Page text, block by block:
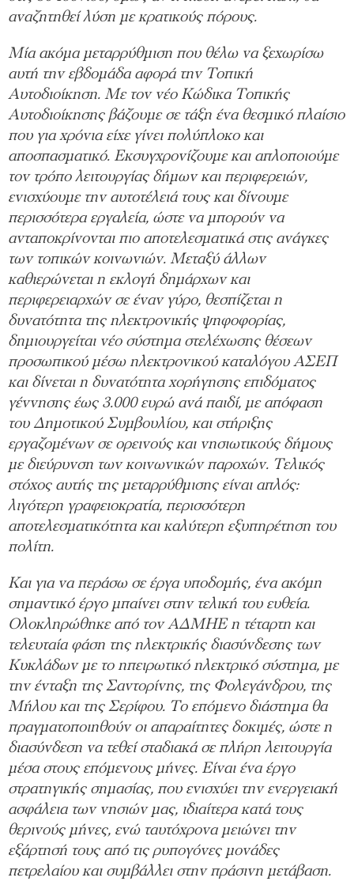
αναζητηθεί λύση με κρατικούς πόρους.
Μία ακόμα μεταρρύθμιση που θέλω να ξεχωρίσω
αυτή την εβδομάδα αφορά την Τοπική
Αυτοδιοίκηση. Με τον νέο Κώδικα Τοπικής
Αυτοδιοίκησης βάζουμε σε τάξη ένα θεσμικό πλαίσιο
που για χρόνια είχε γίνει πολύπλοκο και
αποσπασματικό. Εκσυγχρονίζουμε και απλοποιούμε
τον τρόπο λειτουργίας δήμων και περιφερειών,
ενισχύουμε την αυτοτέλειά τους και δίνουμε
περισσότερα εργαλεία, ώστε να μπορούν να
ανταποκρίνονται πιο αποτελεσματικά στις ανάγκες
των τοπικών κοινωνιών. Μεταξύ άλλων
καθιερώνεται η εκλογή δημάρχων και
περιφερειαρχών σε έναν γύρο, θεσπίζεται η
δυνατότητα της ηλεκτρονικής ψηφοφορίας,
δημιουργείται νέο σύστημα στελέχωσης θέσεων
προσωπικού μέσω ηλεκτρονικού καταλόγου ΑΣΕΠ
και δίνεται η δυνατότητα χορήγησης επιδόματος
γέννησης έως 3.000 ευρώ ανά παιδί, με απόφαση
του Δημοτικού Συμβουλίου, και στήριξης
εργαζομένων σε ορεινούς και νησιωτικούς δήμους
με διεύρυνση των κοινωνικών παροχών. Τελικός
στόχος αυτής της μεταρρύθμισης είναι απλός:
λιγότερη γραφειοκρατία, περισσότερη
αποτελεσματικότητα και καλύτερη εξυπηρέτηση του
πολίτη.
Και για να περάσω σε έργα υποδομής, ένα ακόμη
σημαντικό έργο μπαίνει στην τελική του ευθεία.
Ολοκληρώθηκε από τον ΑΔΜΗΕ η τέταρτη και
τελευταία φάση της ηλεκτρικής διασύνδεσης των
Κυκλάδων με το ηπειρωτικό ηλεκτρικό σύστημα, με
την ένταξη της Σαντορίνης, της Φολεγάνδρου, της
Μήλου και της Σερίφου. Το επόμενο διάστημα θα
πραγματοποιηθούν οι απαραίτητες δοκιμές, ώστε η
διασύνδεση να τεθεί σταδιακά σε πλήρη λειτουργία
μέσα στους επόμενους μήνες. Είναι ένα έργο
στρατηγικής σημασίας, που ενισχύει την ενεργειακή
ασφάλεια των νησιών μας, ιδιαίτερα κατά τους
θερινούς μήνες, ενώ ταυτόχρονα μειώνει την
εξάρτησή τους από τις ρυπογόνες μονάδες
πετρελαίου και συμβάλλει στην πράσινη μετάβαση.